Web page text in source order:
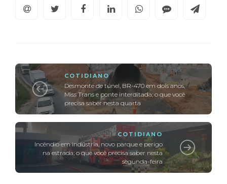
COTIDIANO
Desmonte de túnel, BR-470 em dois anos,
Miss Trans e ponte interditada; o que você
precisa saber nesta quarta
COTIDIANO
Incêndio em indústria, novo parque e perigo
na estrada; o que você precisa saber nesta
segunda-feira